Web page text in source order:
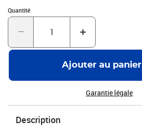
Quantité
Quantité : 1
Ajouter au panier
Garantie légale
Description